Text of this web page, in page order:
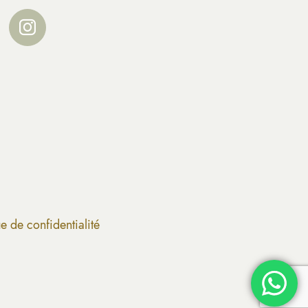
de confidentialité